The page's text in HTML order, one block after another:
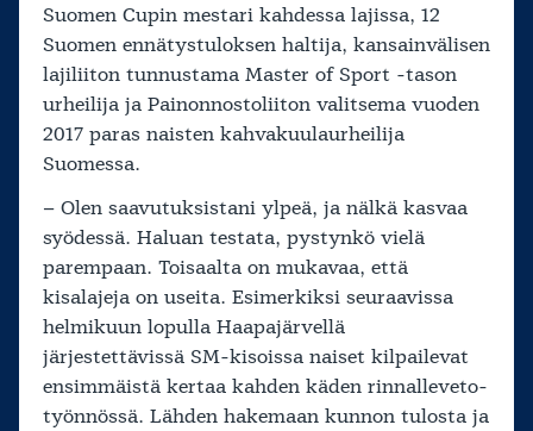
Suomen Cupin mestari kahdessa lajissa, 12
Suomen ennätystuloksen haltija, kansainvälisen
lajiliiton tunnustama Master of Sport -tason
urheilija ja Painonnostoliiton valitsema vuoden
2017 paras naisten kahvakuulaurheilija
Suomessa.
– Olen saavutuksistani ylpeä, ja nälkä kasvaa
syödessä. Haluan testata, pystynkö vielä
parempaan. Toisaalta on mukavaa, että
kisalajeja on useita. Esimerkiksi seuraavissa
helmikuun lopulla Haapajärvellä
järjestettävissä SM-kisoissa naiset kilpailevat
ensimmäistä kertaa kahden käden rinnalleveto-
työnnössä. Lähden hakemaan kunnon tulosta ja